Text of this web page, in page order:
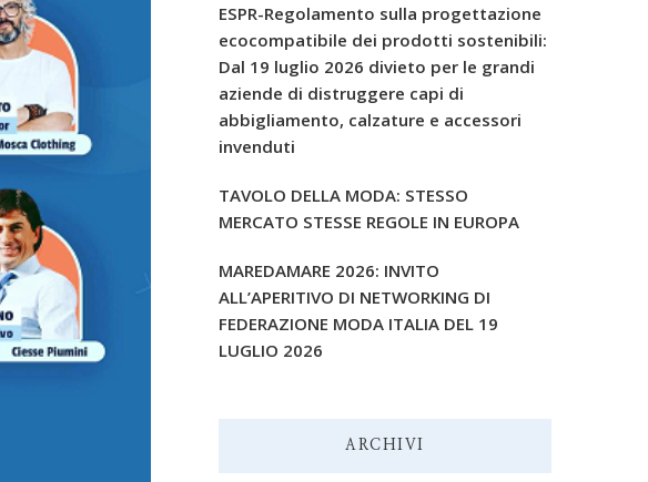
ESPR-Regolamento sulla progettazione
ecocompatibile dei prodotti sostenibili:
Dal 19 luglio 2026 divieto per le grandi
aziende di distruggere capi di
abbigliamento, calzature e accessori
invenduti
TAVOLO DELLA MODA: STESSO
MERCATO STESSE REGOLE IN EUROPA
MAREDAMARE 2026: INVITO
ALL’APERITIVO DI NETWORKING DI
FEDERAZIONE MODA ITALIA DEL 19
LUGLIO 2026
ARCHIVI